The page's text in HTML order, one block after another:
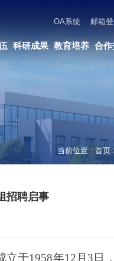
English
当前位置 :首页
招聘启事
立于1958年12月3日